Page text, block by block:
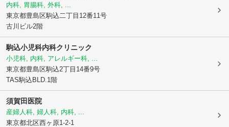
内科, 胃腸科, 外科, ...
東京都豊島区駒込二丁目12番11号
古川ビル2階
駒込小児科内科クリニック
小児科, 内科, アレルギー科, ...
東京都豊島区駒込2丁目14番9号
TAS駒込BLD.1階
須賀田医院
産婦人科, 婦人科, 内科, ...
東京都北区西ヶ原1-2-1